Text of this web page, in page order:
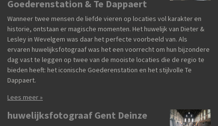
Goederenstation & Te Dappaert
Wanneer twee mensen de liefde vieren op locaties vol karakter en
historie, ontstaan er magische momenten. Het huwelijk van Dieter &
Lesley in Wevelgem was daar het perfecte voorbeeld van. Als
ervaren huwelijksfotograaf was het een voorrecht om hun bijzondere
dag vast te leggen op twee van de mooiste locaties die de regio te
bieden heeft: het iconische Goederenstation en het stijlvolle Te
Dappaert.
Lees meer »
huwelijksfotograaf Gent Deinze